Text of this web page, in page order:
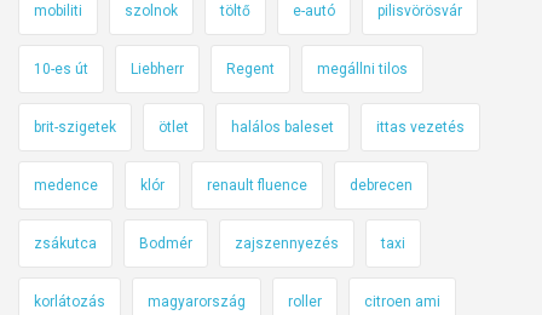
mobiliti szolnok töltő e-autó pilisvörösvár
10-es út Liebherr Regent megállni tilos
brit-szigetek ötlet halálos baleset ittas vezetés
medence klór renault fluence debrecen
zsákutca Bodmér zajszennyezés taxi
korlátozás magyarország roller citroen ami